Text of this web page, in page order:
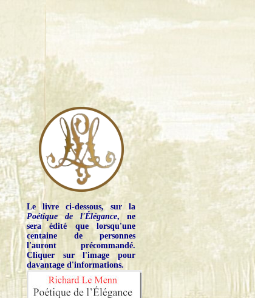
Le livre ci-dessous, sur la
Poétique de l'Élégance, ne
sera édité que lorsqu'une
centaine de personnes
l'auront précommandé.
Cliquer sur l'image pour
davantage d'informations.